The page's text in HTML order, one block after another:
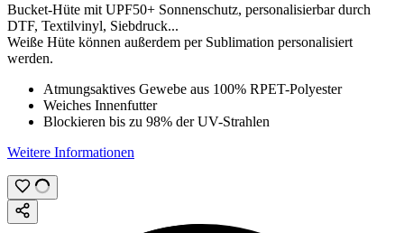
Bucket-Hüte mit UPF50+ Sonnenschutz, personalisierbar durch
DTF, Textilvinyl, Siebdruck...
Weiße Hüte können außerdem per Sublimation personalisiert
werden.
Atmungsaktives Gewebe aus 100% RPET-Polyester
Weiches Innenfutter
Blockieren bis zu 98% der UV-Strahlen
Weitere Informationen